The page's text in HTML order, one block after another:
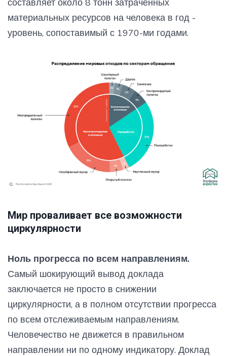
составляет около 8 тонн затраченных
материальных ресурсов на человека в год -
уровень, сопоставимый с 1970-ми годами.
Мир проваливает все возможности
циркулярности
Ноль прогресса по всем направлениям.
Самый шокирующий вывод доклада
заключается не просто в снижении
циркулярности, а в полном отсутствии прогресса
по всем отслеживаемым направлениям.
Человечество не движется в правильном
направлении ни по одному индикатору. Доклад